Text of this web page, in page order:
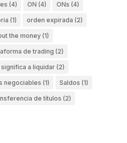
(4) ON (4) ONs (4)
(1) orden expirada (2)
the money(1)
de trading (2)
a liquidar(2)
negociables (1) Saldos (1)
de títulos (2)